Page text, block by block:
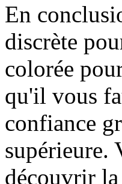
En
discrète
colorée
qu'il vous
confiance
supérieure.
découvrir